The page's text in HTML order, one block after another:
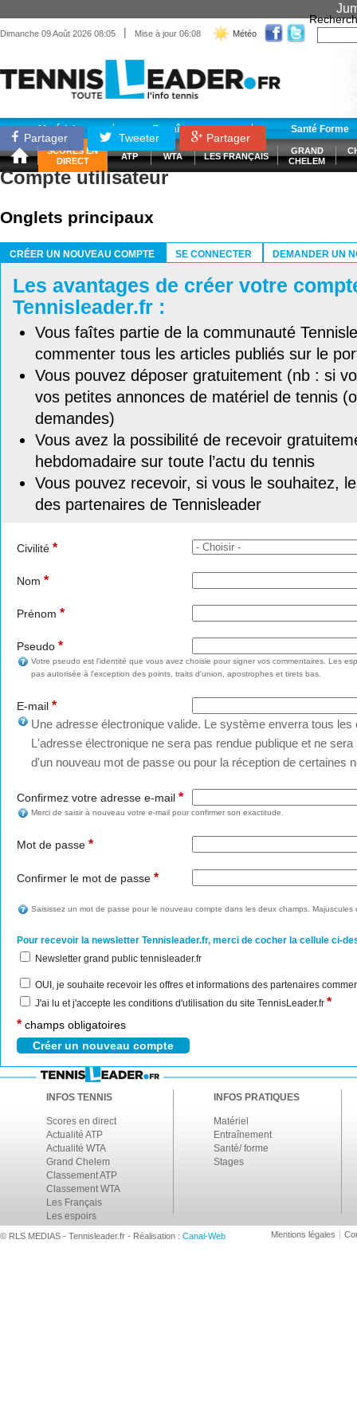
Dimanche 09 Août 2026 08:05 | Mise à jour 06:08 Météo
Matériel Entraînement Santé Forme
SCORES EN
DIRECT
ATP WTA LES FRANÇAIS
GRAND
CHELEM
Partager Tweeter Partager
Compte utilisateur
Onglets principaux
CRÉER UN NOUVEAU COMPTE
SE CONNECTER DEMANDER UN
Les avantages de créer votre
Tennisleader.fr :
Vous faîtes partie de la communauté
commenter tous les articles publiés sur le
Vous pouvez déposer gratuitement (nb : si
vos petites annonces de matériel de tennis
demandes)
Vous avez la possibilité de recevoir
hebdomadaire sur toute l’actu du tennis
Vous pouvez recevoir, si vous le souhaitez,
des partenaires de Tennisleader
Civilité *
Nom *
Prénom *
Pseudo *
Votre pseudo est l'identité que vous avez choisie pour signer vos commentaires. Les
pas autorisée à l'exception des points, traits d'union, apostrophes et tirets bas.
E-mail *
Une adresse électronique valide. Le système enverra tous
L'adresse électronique ne sera pas rendue publique et ne
d'un nouveau mot de passe ou pour la réception de certaines
Confirmez votre adresse e-mail *
Merci de saisir à nouveau votre e-mail pour confirmer son exactitude.
Mot de passe *
Confirmer le mot de passe *
Saisissez un mot de passe pour le nouveau compte dans les deux champs. Majuscules
Pour recevoir la newsletter Tennisleader.fr, merci de cocher la cellule ci-
Newsletter grand public tennisleader.fr
OUI, je souhaite recevoir les offres et informations des partenaires
J'ai lu et j'accepte les conditions d'utilisation du site TennisLeader.fr *
* champs obligatoires
INFOS TENNIS
Scores en direct
Actualité ATP
Actualité WTA
Grand Chelem
Classement ATP
Classement WTA
Les Français
Les espoirs
INFOS PRATIQUES
Matériel
Entraînement
Santé/ forme
Stages
© RLS MEDIAS - Tennisleader.fr - Réalisation : Canal-Web Mentions légales